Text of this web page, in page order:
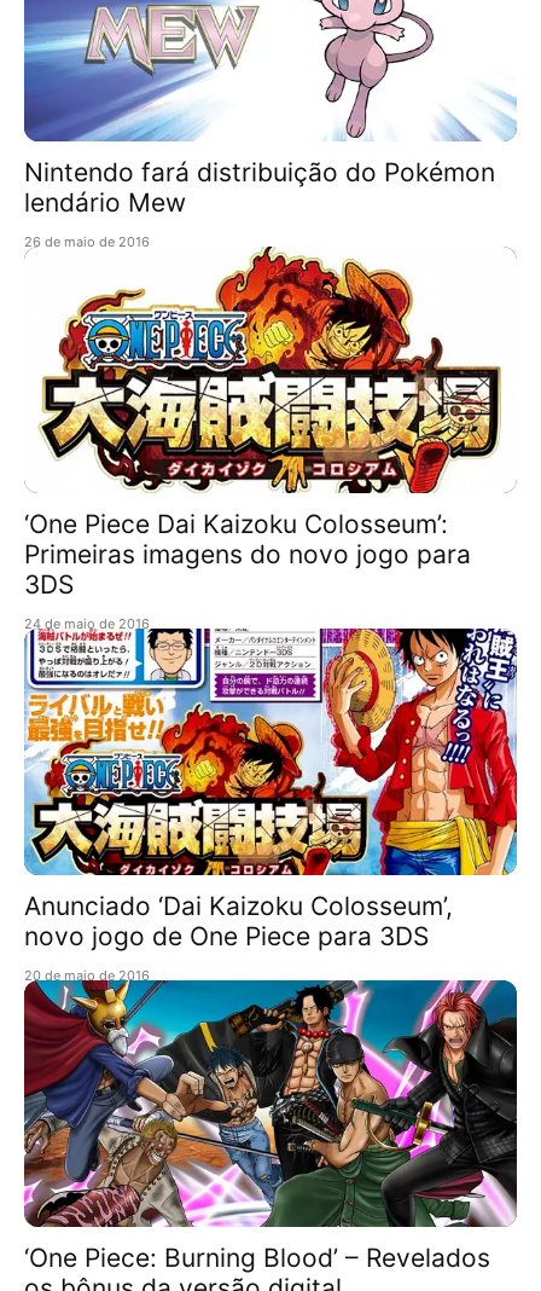
Nintendo fará distribuição do Pokémon
lendário Mew
26 de maio de 2016
‘One Piece Dai Kaizoku Colosseum’:
Primeiras imagens do novo jogo para
3DS
24 de maio de 2016
Anunciado ‘Dai Kaizoku Colosseum’,
novo jogo de One Piece para 3DS
20 de maio de 2016
‘One Piece: Burning Blood’ – Revelados